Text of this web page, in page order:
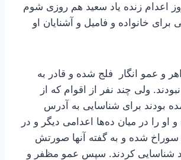
هم روز اعدام زنده یاد سعید هم روزی شوم
خانواده و فامیل و آشنایان او
و عمو انگار فلج شده و قادر به
ولی چند نفر از اقوام که از
بودند برای شناسایی به آدرس
او را در میان ده‌ها اعدامی دیگر و در
شده و به گفته آنها صورتش
شناسایی کردند. سپس عمو مظفر و